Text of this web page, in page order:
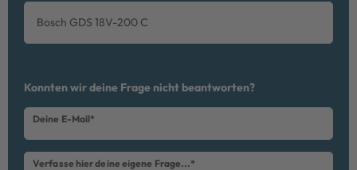
Bosch GDS 18V-200 C
Konnten wir deine Frage nicht beantworten?
Deine E-Mail*
Verfasse hier deine eigene Frage...*
Ceres::Template.mailFormHoneypotLabel